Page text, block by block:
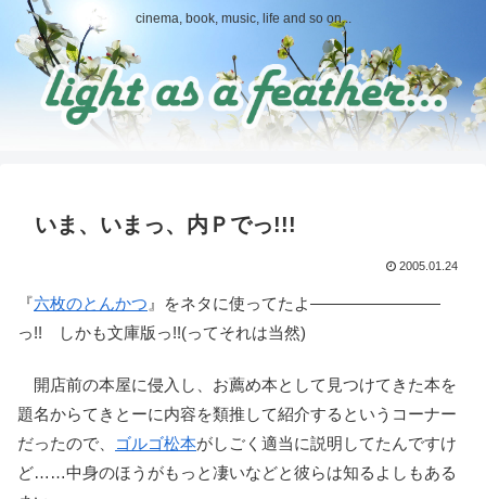
cinema, book, music, life and so on...
いま、いまっ、内Ｐでっ!!!
2005.01.24
『六枚のとんかつ 』をネタに使ってたよ――――――――
っ!! しかも文庫版っ!!(ってそれは当然)
開店前の本屋に侵入し、お薦め本として見つけてきた本を
題名からてきとーに内容を類推して紹介するというコーナー
だったので、
ゴルゴ松本がしごく適当に説明してたんですけ
ど……中身のほうがもっと凄いなどと彼らは知るよしもある